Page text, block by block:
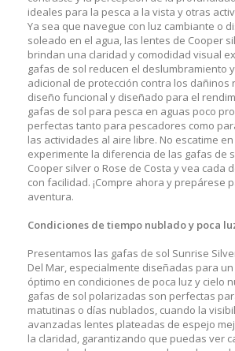
ideales para la pesca a la vista y otras
Ya sea que navegue con luz cambiante o
soleado en el agua, las lentes de Cooper
brindan una claridad y comodidad visual
gafas de sol reducen el deslumbramiento
adicional de protección contra los dañinos
diseño funcional y diseñado para el
gafas de sol para pesca en aguas poco
perfectas tanto para pescadores como
las actividades al aire libre. No escatime
experimente la diferencia de las gafas de
Cooper silver o Rose de Costa y vea cada
con facilidad. ¡Compre ahora y prepárese
aventura.
Condiciones de tiempo nublado y poca
Presentamos las gafas de sol Sunrise
Del Mar, especialmente diseñadas para
óptimo en condiciones de poca luz y cielo
gafas de sol polarizadas son perfectas
matutinas o días nublados, cuando la
avanzadas lentes plateadas de espejo
la claridad, garantizando que puedas ver